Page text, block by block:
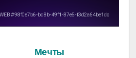
Мечты